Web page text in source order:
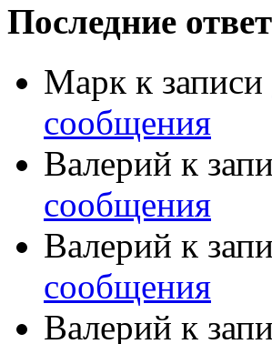
Последние
Марк к записи
сообщения
Валерий к
сообщения
Валерий к
сообщения
Валерий к